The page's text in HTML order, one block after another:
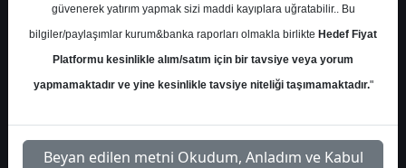
Cumartesi, 08 Şubat 2025 00:00
S.No Dosya Adı İndir
gayrimenkul-piyasasi-
güvenerek yatırım yapmak sizi maddi kayıplara uğratabilir.. Bu
bilgiler/paylaşımlar kurum&banka raporları olmakla birlikte Hedef Fiyat
Platformu kesinlikle alım/satım için bir tavsiye veya yorum
yapmamaktadır ve yine kesinlikle tavsiye niteliği taşımamaktadır."
Beyan edilen metni Okudum, Anladım ve Kabul